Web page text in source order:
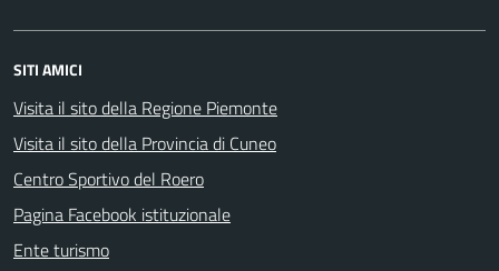
SITI AMICI
Visita il sito della Regione Piemonte
Visita il sito della Provincia di Cuneo
Centro Sportivo del Roero
Pagina Facebook istituzionale
Ente turismo